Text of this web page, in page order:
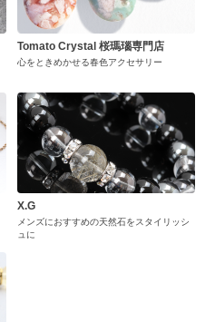
Tomato Crystal 桜瑪瑙専門店
心をときめかせる春色アクセサリー
X.G
メンズにおすすめの天然石をスタイリッシ
ュに